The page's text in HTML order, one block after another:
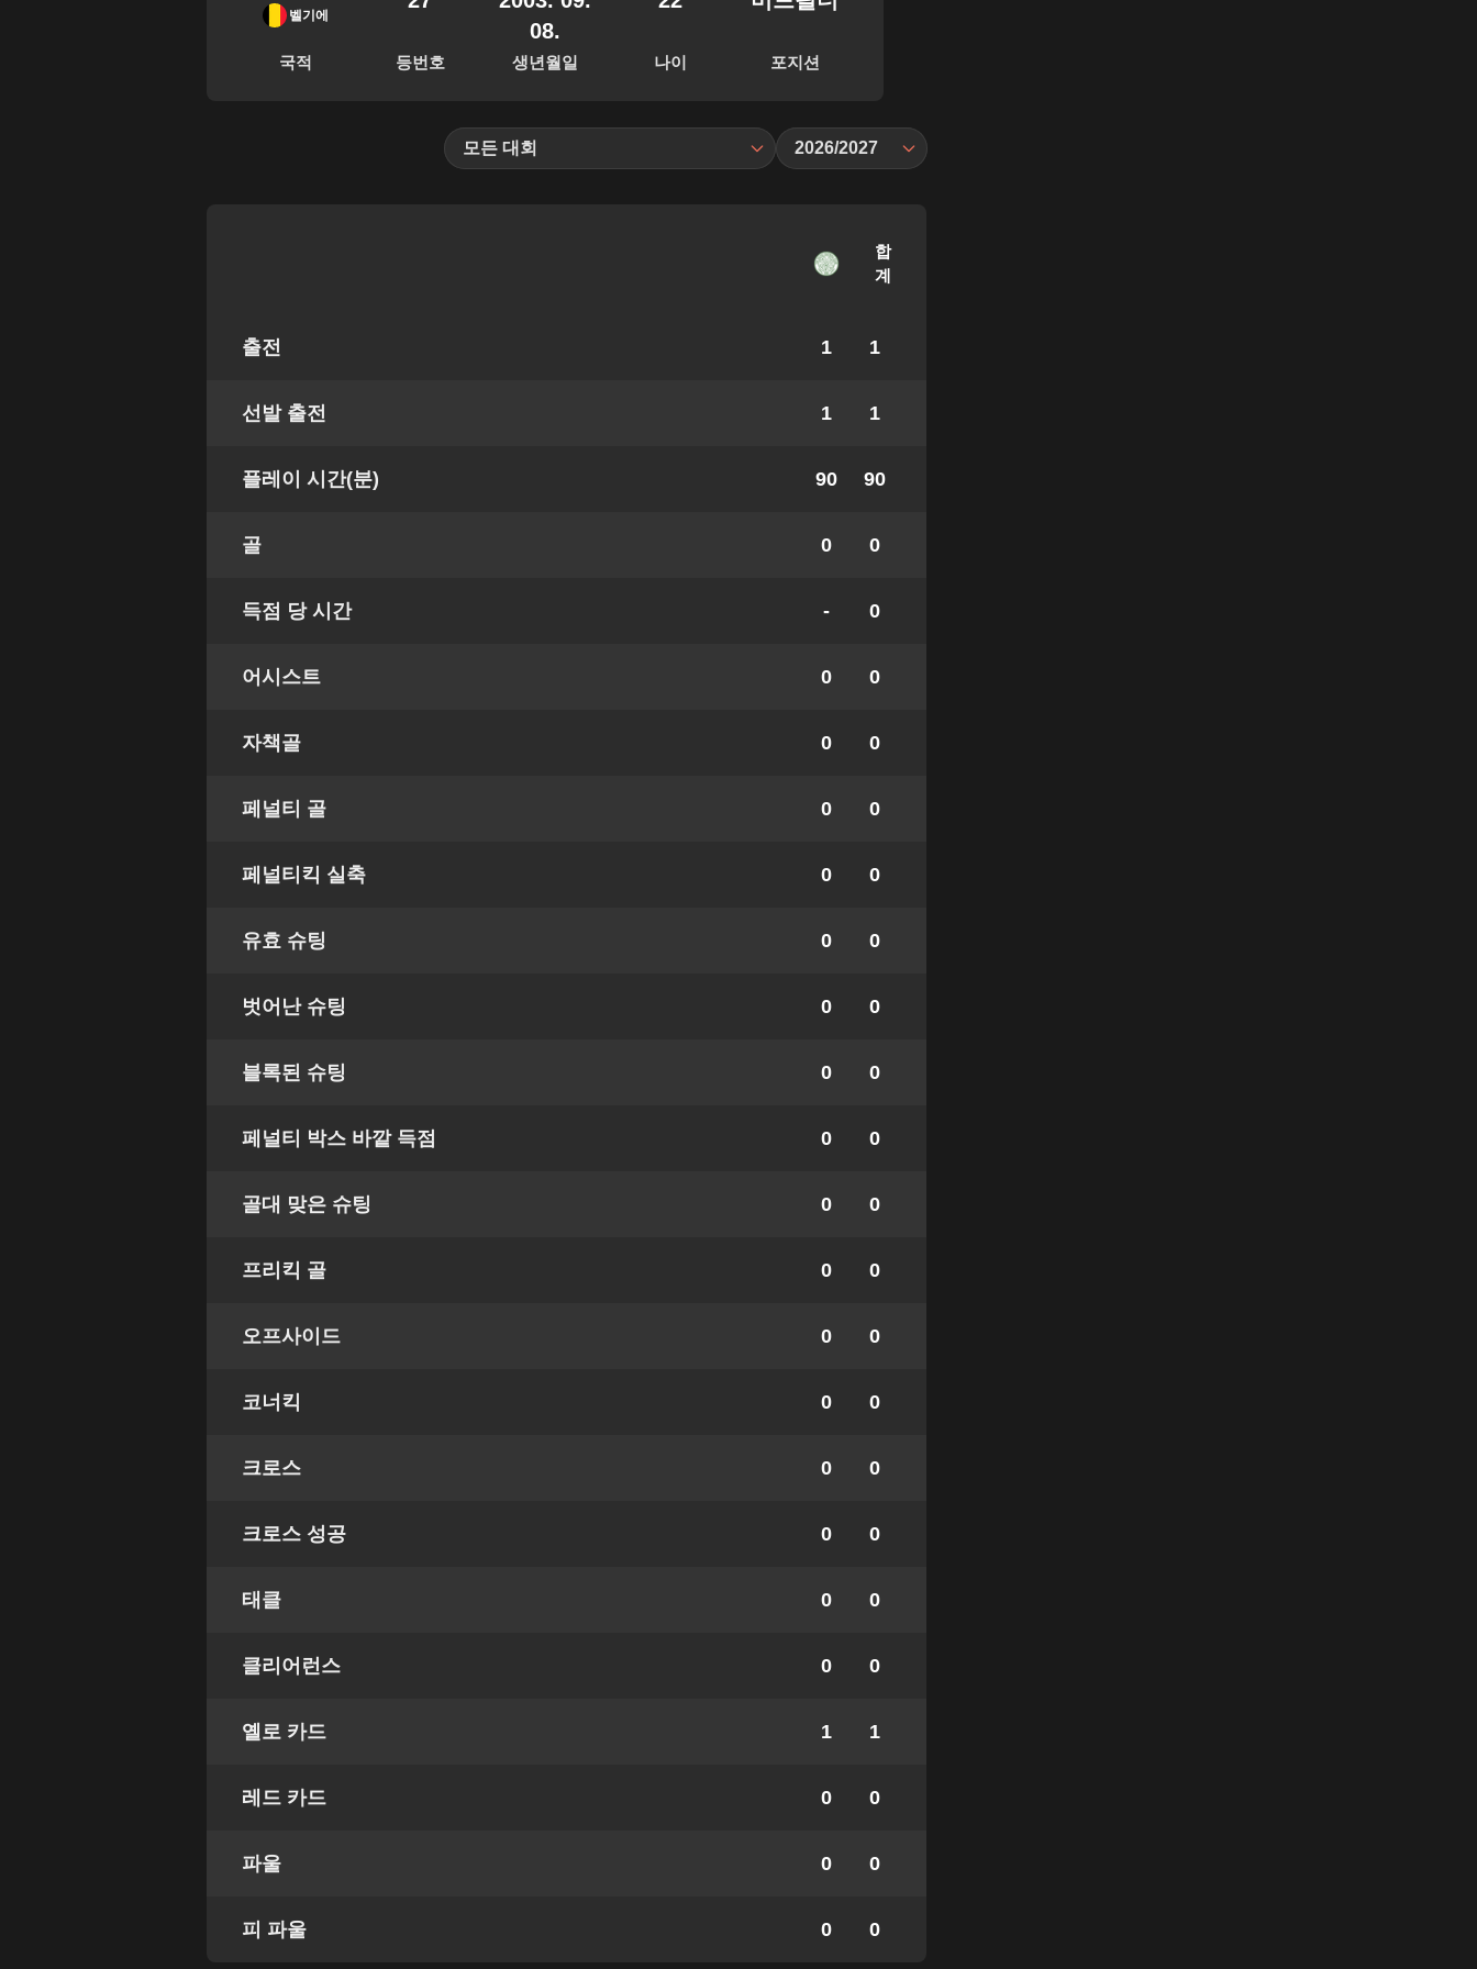
벨기에
국적 등번호
08.
생년월일 나이 포지션
모든 대회 2026/2027
합
계
출전 1 1
선발 출전 1 1
플레이 시간(분) 90 90
골 0 0
득점 당 시간 - 0
어시스트 0 0
자책골 0 0
페널티 골 0 0
페널티킥 실축 0 0
유효 슈팅 0 0
벗어난 슈팅 0 0
블록된 슈팅 0 0
페널티 박스 바깥 득점 0 0
골대 맞은 슈팅 0 0
프리킥 골 0 0
오프사이드 0 0
코너킥 0 0
크로스 0 0
크로스 성공 0 0
태클 0 0
클리어런스 0 0
옐로 카드 1 1
레드 카드 0 0
파울 0 0
피 파울 0 0